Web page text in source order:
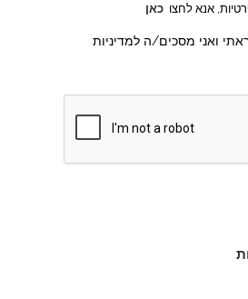
אנא לחצו כאן
ואני מסכים/ה למדיניות